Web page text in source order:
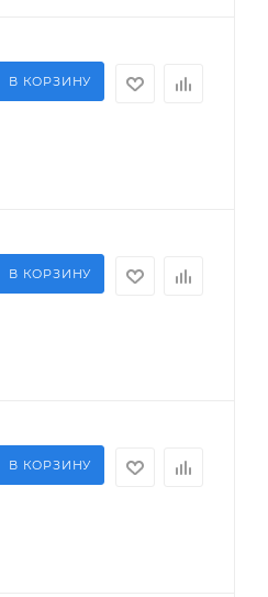
В КОРЗИНУ
В КОРЗИНУ
В КОРЗИНУ